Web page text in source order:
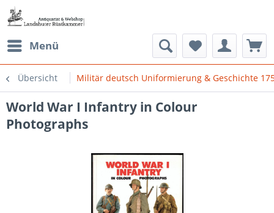
Menü
Übersicht Militär deutsch Uniformierung & Geschichte
World War I Infantry in Colour
Photographs